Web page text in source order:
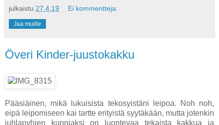
julkaistu 27.4.19 Ei kommentteja:
Jaa muille
Överi Kinder-juustokakku
Pääsiäinen, mikä lukuisista tekosyistäni leipoa. Noh noh,
eipä leipomiseen kai tartte erityistä syytäkään, mutta jotenkin
juhlapyhien kunniaksi on luontevaa tekaista kakkua ja